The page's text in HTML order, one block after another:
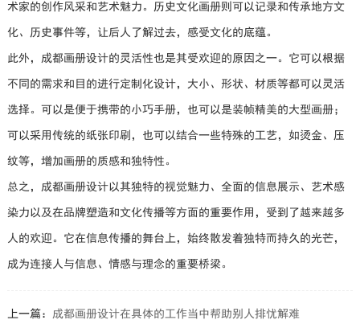
术家的创作风采和艺术魅力。历史文化画册则可以记录和传承地方文
化、历史事件等，让后人了解过去，感受文化的底蕴。
此外，成都画册设计的灵活性也是其受欢迎的原因之一。它可以根据
不同的需求和目的进行定制化设计，大小、形状、材质等都可以灵活
选择。可以是便于携带的小巧手册，也可以是装帧精美的大型画册；
可以采用传统的纸张印刷，也可以结合一些特殊的工艺，如烫金、压
纹等，增加画册的质感和独特性。
总之，成都画册设计以其独特的视觉魅力、全面的信息展示、艺术感
染力以及在品牌塑造和文化传播等方面的重要作用，受到了越来越多
人的欢迎。它在信息传播的舞台上，始终散发着独特而持久的光芒，
成为连接人与信息、情感与理念的重要桥梁。
上一篇： 成都画册设计在具体的工作当中帮助别人排忧解难